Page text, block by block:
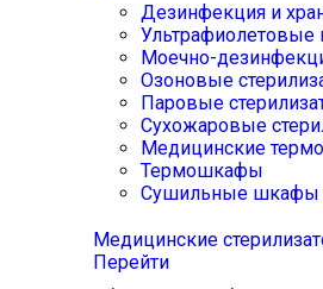
Дезинфекция и
Ультрафиолетовые
Моечно-
Озоновые
Паровые
Сухожаровые
Медицинские
Термошкафы
Сушильные шкафы
Медицинские
Перейти